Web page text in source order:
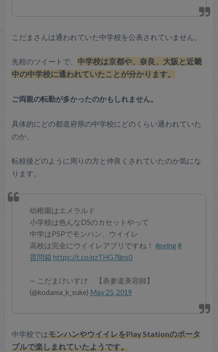
こだまさんは通われていた中学校を公表されていません。
先程のツイートで、 中学校は京都や、奈良、大阪と近畿
中の中学校に通われていたことが分かります。
ご両親の転勤が多かったのかもしれません。
具体的にどの都道府県の中学校にどのくらい通われていた
のか、
転校後どのように周りの方と仲良くされていたのか気にな
ります。
幼稚園はエメラルド
小学校は色んなDSのカセットやって
中学はPSPでモンハン、ウイイレ
高校は完全にウイイレアプリですね！#peing #
質問箱 https://t.co/qzTHG78ns0
— こだまけいすけ 【表参道美容師】
(@kodama_k_suke) May 25, 2019
中学校ではモンハンやウイイレをPlay Stationのポータ
ブルで楽しまれていたようです。